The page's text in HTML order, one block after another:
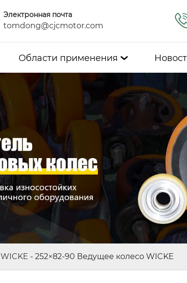
Электронная почта
tomdong@cjcmotor.com
Области применения 
WICKE - 252×82-90 Ведущее колесо WICKE